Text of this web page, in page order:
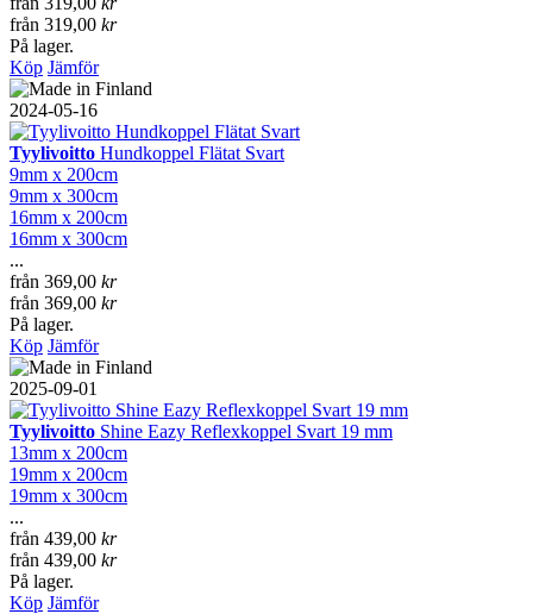
från 319,00 kr
På lager.
Köp Jämför
2024-05-16
Tyylivoitto Hundkoppel Flätat Svart
9mm x 200cm
9mm x 300cm
16mm x 200cm
16mm x 300cm
...
från 369,00 kr
från 369,00 kr
På lager.
Köp Jämför
2025-09-01
Tyylivoitto Shine Eazy Reflexkoppel Svart 19 mm
13mm x 200cm
19mm x 200cm
19mm x 300cm
...
från 439,00 kr
från 439,00 kr
På lager.
Köp Jämför